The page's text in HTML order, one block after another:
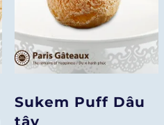
Sukem Puff Dâu
tây